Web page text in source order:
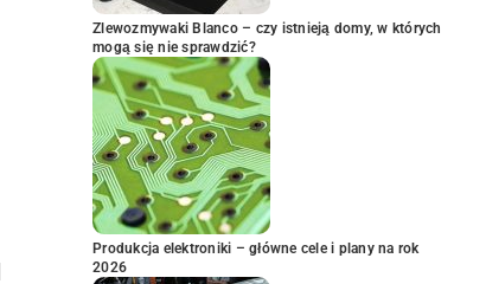
Zlewozmywaki Blanco – czy istnieją domy, w których
mogą się nie sprawdzić?
Produkcja elektroniki – główne cele i plany na rok
2026